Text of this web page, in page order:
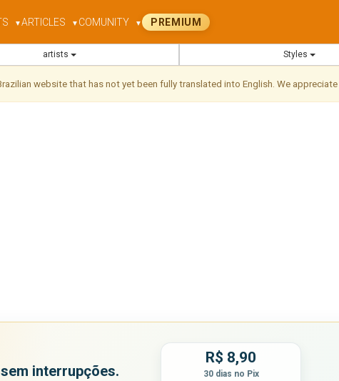
▼ARTICLES ▼ COMUNITY ▼ PREMIUM
artists Styles
website that has not yet been fully translated into English. We
interrupções.
R$ 8,90
30 dias no Pix